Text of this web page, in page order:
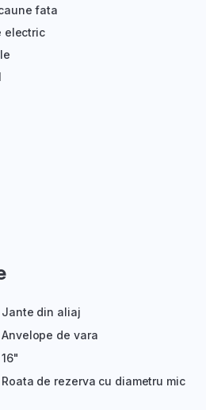
fata
electric
Jante din aliaj
Anvelope de vara
16"
Roata de rezerva cu diametru mic